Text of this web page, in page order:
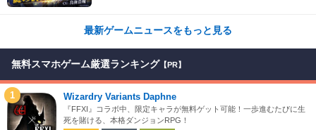
最新ゲームニュースをもっと見る
無料スマホゲーム厳選ランキング 【PR】
1 Wizardry Variants Daphne
『FFXI』コラボ中、限定キャラが無料ゲット可能！一歩進むたびに生
死を賭ける、本格ダンジョンRPG！